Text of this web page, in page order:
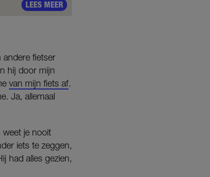
LEES MEER
fietser
hij door mijn
van mijn fiets af.
Ja, allemaal
je nooit
iets te zeggen,
had alles gezien,